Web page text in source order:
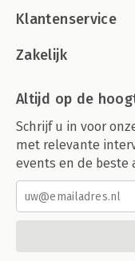
Klantenservice
Zakelijk
Altijd op de
Schrijf u in voor
met relevante
events en de beste